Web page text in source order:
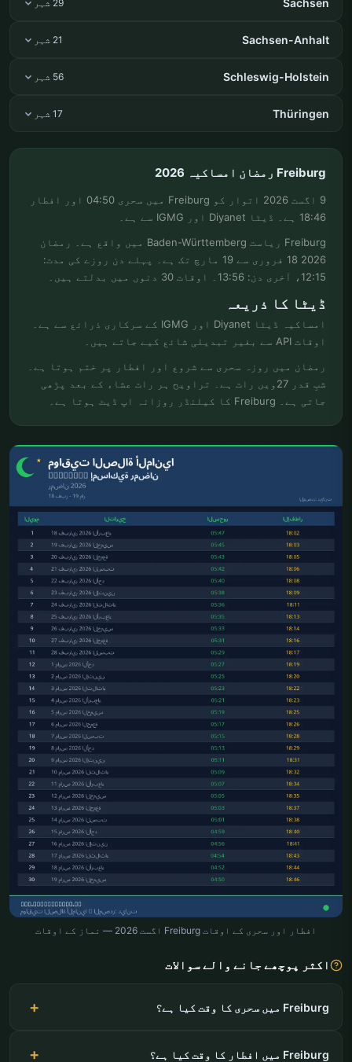
Sachsen 29 شہر
Sachsen-Anhalt 21 شہر
Schleswig-Holstein 56 شہر
Thüringen 17 شہر
Freiburg رمضان امساکیہ 2026
9 اگست 2026 اتوار کو Freiburg میں سحری 04:50 اور افطار
18:46 ہے۔ ڈیٹا Diyanet اور IGMG سے ہے۔
Freiburg ریاست Baden-Württemberg میں واقع ہے۔ رمضان
2026 18 فروری سے 19 مارچ تک ہے۔ پہلے دن روزے کی مدت:
12:15، آخری دن: 13:56۔ اوقات 30 دنوں میں بدلتے ہیں۔
ڈیٹا کا ذریعہ
امساکیہ ڈیٹا Diyanet اور IGMG کے سرکاری ذرائع سے ہے۔
اوقات API سے بغیر تبدیلی شائع کیے جاتے ہیں۔
رمضان میں روزہ سحری سے شروع اور افطار پر ختم ہوتا ہے۔
شبِ قدر 27ویں رات ہے۔ تراویح ہر رات عشاء کے بعد پڑھی
جاتی ہے۔ Freiburg کا کیلنڈر روزانہ اپ ڈیٹ ہوتا ہے۔
افطار اور سحری کے اوقات Freiburg اگست 2026 — نماز کے اوقات
اکثر پوچھے جانے والے سوالات
Freiburg میں سحری کا وقت کیا ہے؟
Freiburg میں افطار کا وقت کیا ہے؟